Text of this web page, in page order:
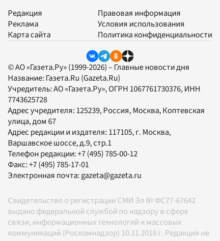
Редакция
Реклама
Карта сайта
Правовая информация
Условия использования
Политика конфиденциальности
© АО «Газета.Ру» (1999-2026) – Главные новости дня
Название: Газета.Ru (Gazeta.Ru)
Учредитель:АО «Газета.Ру», ОГРН 1067761730376, ИНН
7743625728
Адрес учредителя: 125239, Россия, Москва, Коптевская
улица, дом 67
Адрес редакции и издателя: 117105, г. Москва,
Варшавское шоссе, д.9, стр.1
Телефон редакции:+7 (495) 785-00-12
Факс:+7 (495) 785-17-01
Электронная почта:gazeta@gazeta.ru
Свидетельство о регистрации СМИ Эл № ФС77-67642
выдано федеральной службой по надзору в сфере
связи, информационных технологий и массовых
коммуникаций (Роскомнадзор) 10.11.2016 г. Редакция не